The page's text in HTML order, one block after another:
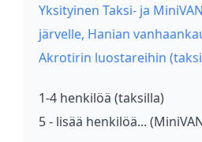
Yksityinen Taksi- ja
järvelle, Hanian
Akrotirin luostareihin
1-4 henkilöä (taksilla)
5 - lisää henkilöä...